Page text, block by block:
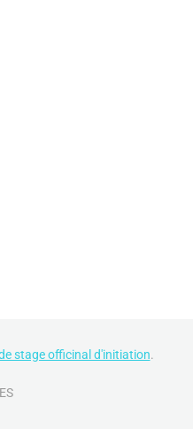
stage officinal d'initiation.